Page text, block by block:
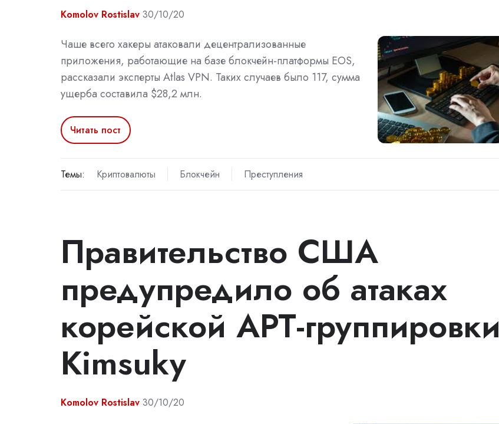
Komolov Rostislav 30/10/20
Чаше всего хакеры атаковали децентрализованные
приложения, работающие на базе блокчейн-платформы EOS,
рассказали эксперты Atlas VPN. Таких случаев было 117, сумма
ущерба составила $28,2 млн.
Читать пост
Темы: Криптовалюты Блокчейн Преступления
Правительство США
предупредило об атаках
корейской APT-группировки
Kimsuky
Komolov Rostislav 30/10/20